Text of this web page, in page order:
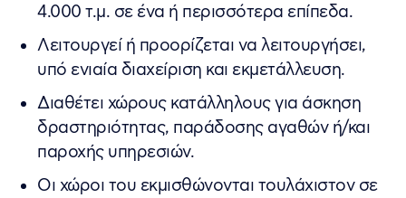
4.000 τ.μ. σε ένα ή περισσότερα επίπεδα.
Λειτουργεί ή προορίζεται να λειτουργήσει,
υπό ενιαία διαχείριση και εκμετάλλευση.
Διαθέτει χώρους κατάλληλους για άσκηση
δραστηριότητας, παράδοσης αγαθών ή/και
παροχής υπηρεσιών.
Οι χώροι του εκμισθώνονται τουλάχιστον σε